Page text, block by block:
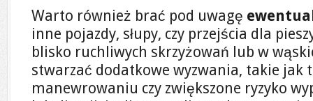
Warto również brać pod uwagę
inne pojazdy, słupy, czy przejścia dla
blisko ruchliwych skrzyżowań lub w
stwarzać dodatkowe wyzwania, takie jak
manewrowaniu czy zwiększone ryzyko